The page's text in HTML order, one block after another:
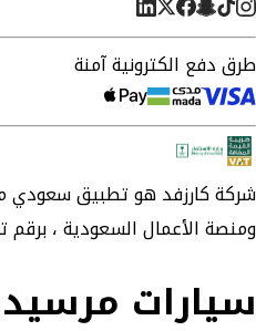
طرق دفع الكترونية آمنة
شركةكارزفدهو تطبيق سعودي
ومنصة الأعمال السعودية ،برقم